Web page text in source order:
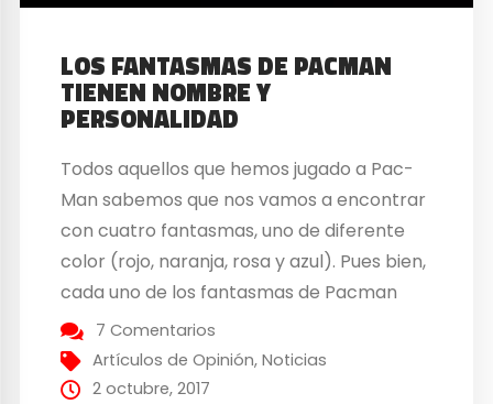
LOS FANTASMAS DE PACMAN
TIENEN NOMBRE Y
PERSONALIDAD
Todos aquellos que hemos jugado a Pac-
Man sabemos que nos vamos a encontrar
con cuatro fantasmas, uno de diferente
color (rojo, naranja, rosa y azul). Pues bien,
cada uno de los fantasmas de Pacman
tiene una personalidad diferente. Los
fantasmas de Pacman, sus nombres y sus
personalidades Al contrario de lo que
7 Comentarios
Artículos de Opinión,Noticias
2 octubre, 2017